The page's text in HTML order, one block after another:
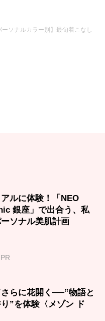
ソナルカラー別】最旬着こなし
ルに体験！「NEO
銀座」で出合う、私
ソナル美肌計画
PR
さらに花開く──‟物語と
”を体験〈メゾン ド